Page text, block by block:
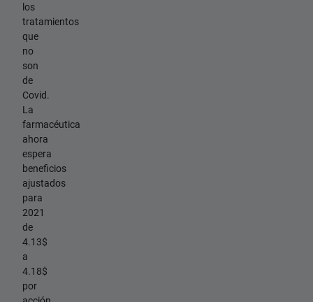
los
tratamientos
que
no
son
de
Covid.
La
farmacéutica
ahora
espera
beneficios
ajustados
para
2021
de
4.13$
a
4.18$
por